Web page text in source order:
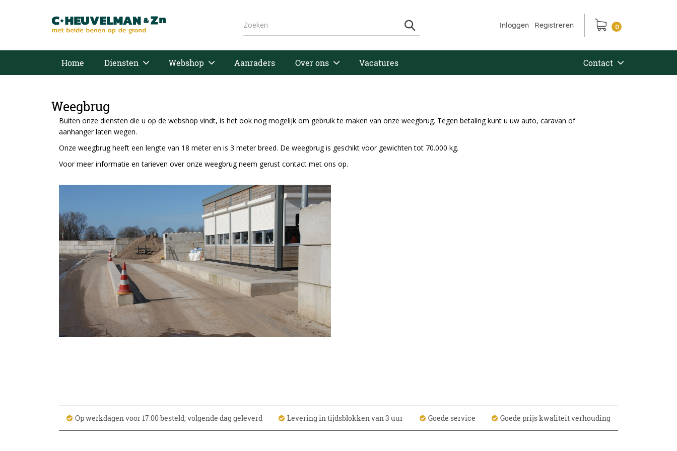
Inloggen Registreren 0
Home Diensten Webshop Aanraders Over ons Vacatures Contact
Weegbrug
Buiten onze diensten die u op de webshop vindt, is het ook nog mogelijk om gebruik te maken van onze weegbrug. Tegen betaling kunt u uw auto, caravan of
aanhanger laten wegen.
Onze weegbrug heeft een lengte van 18 meter en is 3 meter breed. De weegbrug is geschikt voor gewichten tot 70.000 kg.
Voor meer informatie en tarieven over onze weegbrug neem gerust contact met ons op.
Op werkdagen voor 17:00 besteld, volgende dag geleverd Levering in tijdsblokken van 3 uur Goede service Goede prijs kwaliteit verhouding